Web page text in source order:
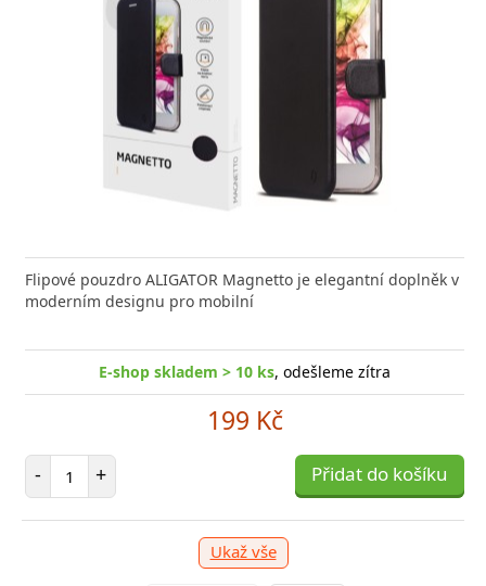
Flipové pouzdro ALIGATOR Magnetto je elegantní doplněk v
moderním designu pro mobilní
E-shop skladem > 10 ks, odešleme zítra
199 Kč
- Počet položek
+ Přidat do košíku
Ukaž vše